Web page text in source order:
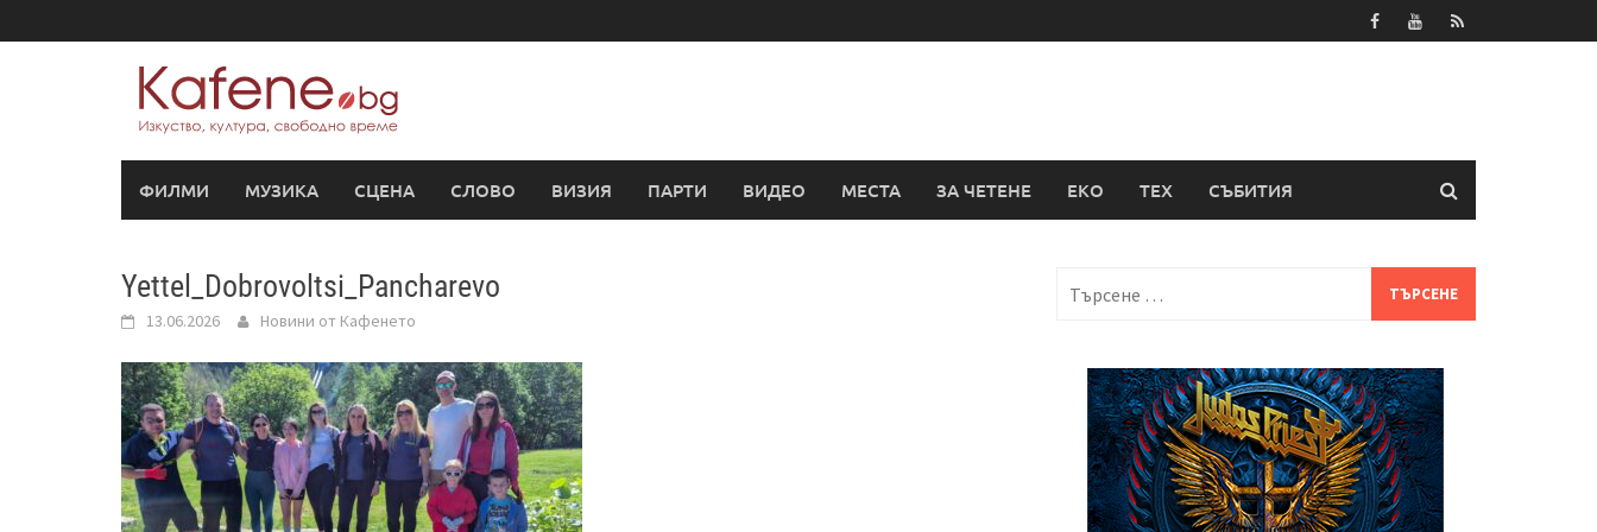
to
ФИЛМИ МУЗИКА СЦЕНА СЛОВО ВИЗИЯ ПАРТИ ВИДЕО МЕСТА ЗА ЧЕТЕНЕ ЕКО ТЕХ СЪБИТИЯ
Yettel_Dobrovoltsi_Pancharevo
13.06.2026 Новини от Кафенето
за: